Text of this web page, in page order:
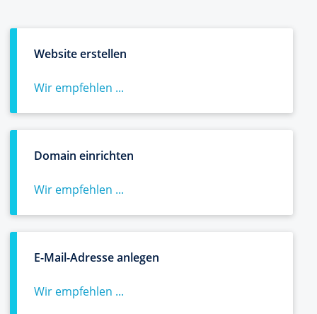
Website erstellen
Wir empfehlen ...
Domain einrichten
Wir empfehlen ...
E-Mail-Adresse anlegen
Wir empfehlen ...